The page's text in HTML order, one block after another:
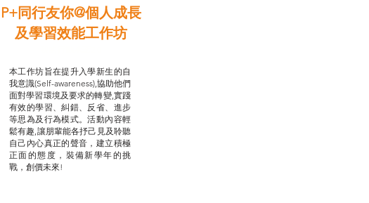
P+同行友你@個人成長
及學習效能工作坊
本工作坊旨在提升入學新生的自
我意識(Self-awareness),協助他們
面對學習環境及要求的轉變,實踐
有效的學習、糾錯、反省、進步
等思為及行為模式。活動內容輕
鬆有趣,讓朋輩能各抒己見及聆聽
自己內心真正的聲音，建立積極
正面的態度，裝備新學年的挑
戰，創價未來!